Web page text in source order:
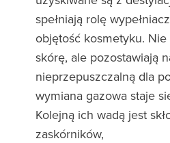
spełniają rolę
objętość kosmetyku. Nie
skórę, ale pozostawiają
nieprzepuszczalną dla
wymiana gazowa staje
Kolejną ich wadą jest
zaskórników,